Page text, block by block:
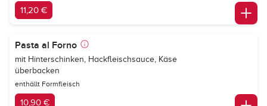
11,20 €
Pasta al Forno
mit Hinterschinken, Hackfleischsauce, Käse
überbacken
enthällt Formfleisch
10,90 €